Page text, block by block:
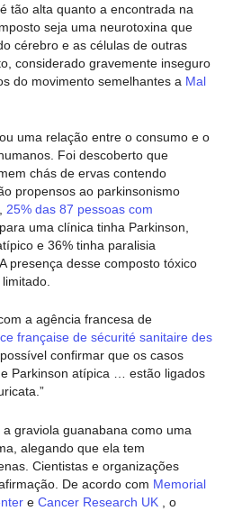
tão alta quanto a encontrada na
seja uma neurotoxina que
cérebro e as células de outras
considerado gravemente inseguro
do movimento semelhantes a Mal
uma relação entre o consumo e o
Foi descoberto que
chás de ervas contendo
propensos ao parkinsonismo
25% das 87 pessoas com
uma clínica tinha Parkinson,
e 36% tinha paralisia
presença desse composto tóxico
a agência francesa de
française de sécurité sanitaire des
confirmar que os casos
Parkinson atípica … estão ligados
graviola guanabana como uma
alegando que ela tem
Cientistas e organizações
De acordo com Memorial
e Cancer Research UK , o